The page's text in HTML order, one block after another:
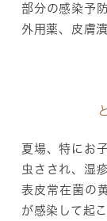
部分の感染予
外用薬、皮膚
夏場、特にお
虫さされ、湿
表皮常在菌の
が感染して起